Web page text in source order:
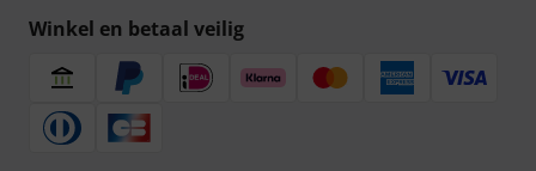
Winkel en betaal veilig